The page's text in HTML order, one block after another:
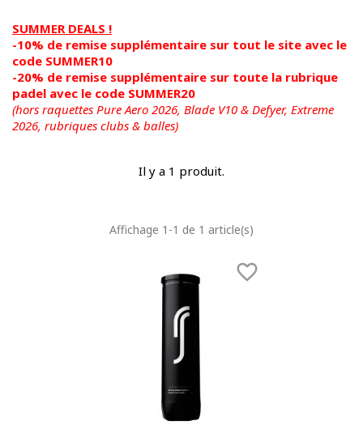
SUMMER DEALS !
-10% de remise supplémentaire sur tout le site avec le
code SUMMER10
-20% de remise supplémentaire sur toute la rubrique
padel avec le code SUMMER20
(hors raquettes Pure Aero 2026, Blade V10 & Defyer, Extreme
2026, rubriques clubs & balles)
Il y a 1 produit.
Affichage 1-1 de 1 article(s)
